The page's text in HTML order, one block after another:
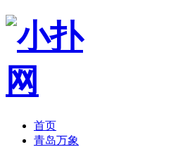
首页
青岛万象